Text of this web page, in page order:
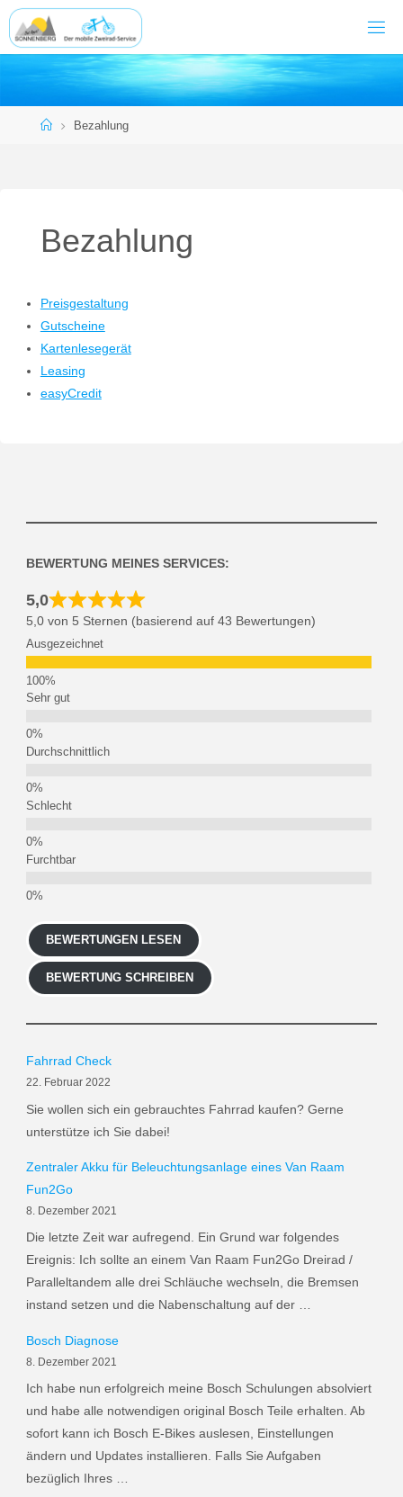
Zum
Inhalt
springen
StartBezahlung
Bezahlung
Preisgestaltung
Gutscheine
Kartenlesegerät
Leasing
easyCredit
BEWERTUNG MEINES SERVICES:
5,0
5,0 von 5 Sternen (basierend auf 43 Bewertungen)
Ausgezeichnet
Sehr gut
Durchschnittlich
Schlecht
Furchtbar
BEWERTUNGEN LESEN
BEWERTUNG SCHREIBEN
Fahrrad Check
22. Februar 2022
Sie wollen sich ein gebrauchtes Fahrrad kaufen? Gerne
unterstütze ich Sie dabei!
Zentraler Akku für Beleuchtungsanlage eines Van Raam
Fun2Go
8. Dezember 2021
Die letzte Zeit war aufregend. Ein Grund war folgendes
Ereignis: Ich sollte an einem Van Raam Fun2Go Dreirad /
Paralleltandem alle drei Schläuche wechseln, die Bremsen
instand setzen und die Nabenschaltung auf der …
Bosch Diagnose
8. Dezember 2021
Ich habe nun erfolgreich meine Bosch Schulungen absolviert
und habe alle notwendigen original Bosch Teile erhalten. Ab
sofort kann ich Bosch E-Bikes auslesen, Einstellungen
ändern und Updates installieren. Falls Sie Aufgaben
bezüglich Ihres …